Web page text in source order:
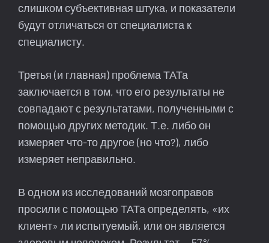
слишком субъективная штука, и показатели
будут отличаться от специалиста к
специалисту.
Третья (и главная) проблема ТАТа
заключается в том, что его результаты не
совпадают с результатами, полученными с
помощью других методик. Т.е. либо он
измеряет что-то другое (но что?), либо
измеряет неправильно.
В одном из исследований мозгоправов
просили с помощью ТАТа определять, «их
клиент» ли испытуемый, или он является